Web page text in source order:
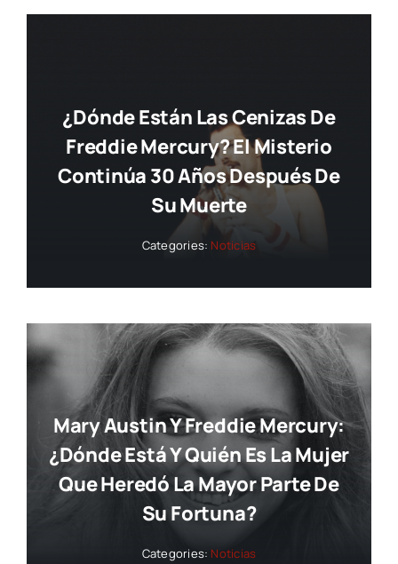
¿Dónde Están Las Cenizas De
Freddie Mercury? El Misterio
Continúa 30 Años Después De
Su Muerte
Categories: Noticias
Mary Austin Y Freddie Mercury:
¿dónde Está Y Quién Es La Mujer
Que Heredó La Mayor Parte De
Su Fortuna?
Categories: Noticias